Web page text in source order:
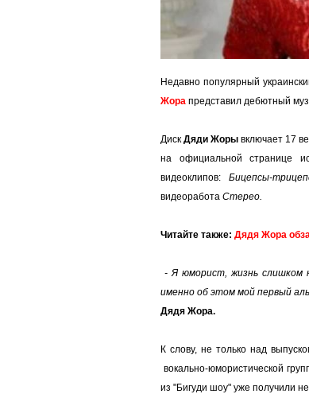
Недавно популярный
Жора представил дебютный
Диск Дяди Жоры включает 17
на официальной странице
видеоклипов: Бицепсы-
видеоработа Стерео.
Читайте также: Дядя Жора
- Я юморист, жизнь слишком
именно об этом мой первый
Дядя Жора.
К слову, не только над
вокально-юмористической
из "Бигуди шоу" уже получили